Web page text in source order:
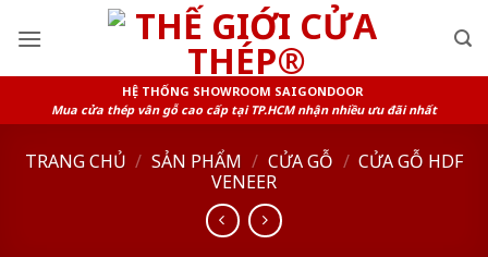
HỆ THỐNG SHOWROOM SAIGONDOOR
Mua cửa thép vân gỗ cao cấp tại TP.HCM nhận nhiều ưu đãi nhất
TRANG CHỦ / SẢN PHẨM / CỬA GỖ / CỬA GỖ HDF
VENEER